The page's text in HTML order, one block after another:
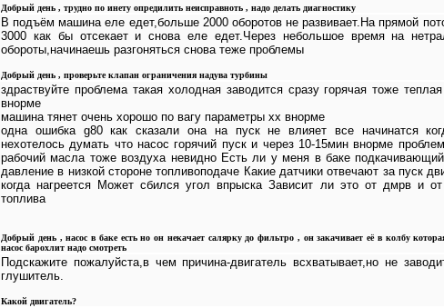
Добрый день , трудно по инету опредилить неисправноть , надо делать диагностику
В подъём машина еле едет,больше 2000 оборотов не развивает.На прямой
3000 как бы отсекает и снова еле едет.Через небольшое время на
обороты,начинаешь разгоняться снова теже проблемы
Добрый день , проверьте клапан ограничения надува турбины
здраствуйте проблема такая холодная заводится сразу горячая тоже
внорме
машина тянет очень хорошо по вагу параметры хх внорме
одна ошибка g80 как сказали она на пуск не влияет все начинатся
нехотелось думать что насос горячий пуск и через 10-15мин внорме
рабочий масла тоже воздуха невидно Есть ли у меня в баке
давление в низкой стороне топливоподаче Какие датчики отвечают за пуск
когда нагреется Может сбился угол впрыска Зависит ли это от дмрв и от
топлива
Добрый день , насос в баке есть но он некачает салярку до фильтро , он закачивает её в колбу
насос барохлит надо смотреть
Подскажите пожалуйста,в чем причина-двигатель всхватывает,но не
глушитель.
Какой двигатель?